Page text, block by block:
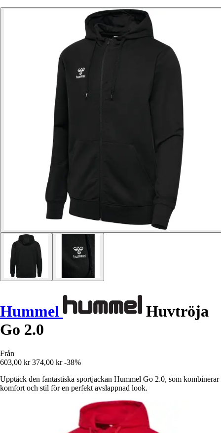
Hummel
Huvtröja
Go 2.0
Från
603,00 kr 374,00 kr -38%
Upptäck den fantastiska sportjackan Hummel Go 2.0, som kombinerar
komfort och stil för en perfekt avslappnad look.